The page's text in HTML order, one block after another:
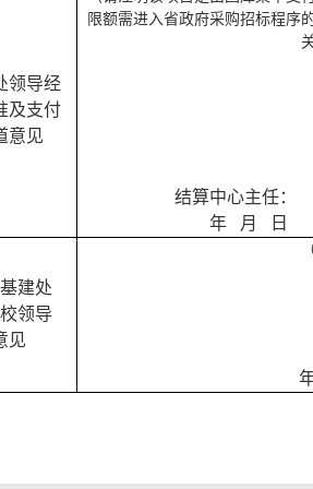
领导经
及支付
意见
限额需进入省政府采购招标程序
结算中心主任：
年
月 日
建处
领导
见